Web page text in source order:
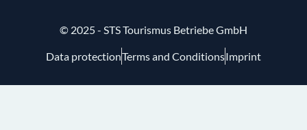
© 2025 - STS Tourismus Betriebe GmbH
Data protectionTerms and ConditionsImprint